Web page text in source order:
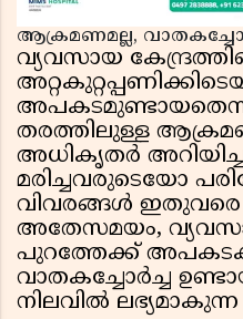
ആക്രമണമല്ല,
വ്യവസായ
തരത്തിലുള്ള
അധികൃതർ
മരിച്ചവരുടെയോ
വിവരങ്ങൾ ഇതുവരെ
അതേസമയം,
പുറത്തേക്ക്
വാതകച്ചോർച്ച
നിലവിൽ ലഭ്യമാകുന്ന